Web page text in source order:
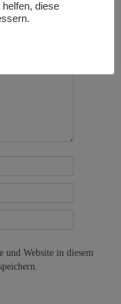
und Website in diesem
diese